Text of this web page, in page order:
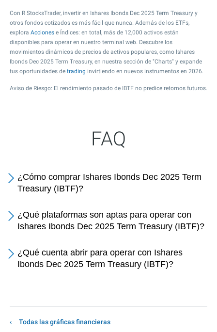
Con R StocksTrader, invertir en Ishares Ibonds Dec 2025 Term Treasury y
otros fondos cotizados es más fácil que nunca. Además de los ETFs,
explora Acciones e Índices: en total, más de 12,000 activos están
disponibles para operar en nuestro terminal web. Descubre los
movimientos dinámicos de precios de activos populares, como Ishares
Ibonds Dec 2025 Term Treasury, en nuestra sección de "Charts" y expande
tus oportunidades de trading invirtiendo en nuevos instrumentos en 2026.
Aviso de Riesgo: El rendimiento pasado de IBTF no predice retornos futuros.
FAQ
¿Cómo comprar Ishares Ibonds Dec 2025 Term
Treasury (IBTF)?
¿Qué plataformas son aptas para operar con
Ishares Ibonds Dec 2025 Term Treasury (IBTF)?
¿Qué cuenta abrir para operar con Ishares
Ibonds Dec 2025 Term Treasury (IBTF)?
Todas las gráficas financieras